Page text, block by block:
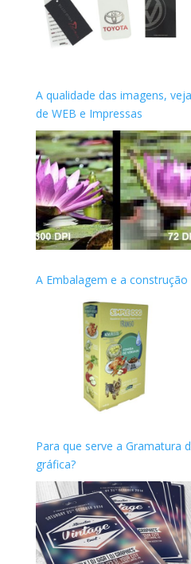
A qualidade das imagens,
de WEB e Impressas
A Embalagem e a
Para que serve a Gramatura
gráfica?